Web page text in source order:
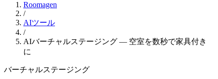
Roomagen
/
AIツール
/
AIバーチャルステージング — 空室を数秒で家具付き
に
バーチャルステージング